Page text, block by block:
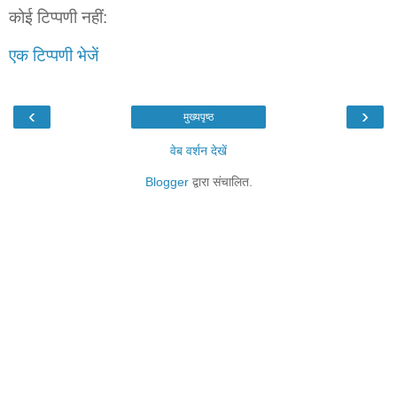
कोई टिप्पणी नहीं:
एक टिप्पणी भेजें
‹ ›
मुख्यपृष्ठ
वेब वर्शन देखें
Bloggerद्वारा संचालित.